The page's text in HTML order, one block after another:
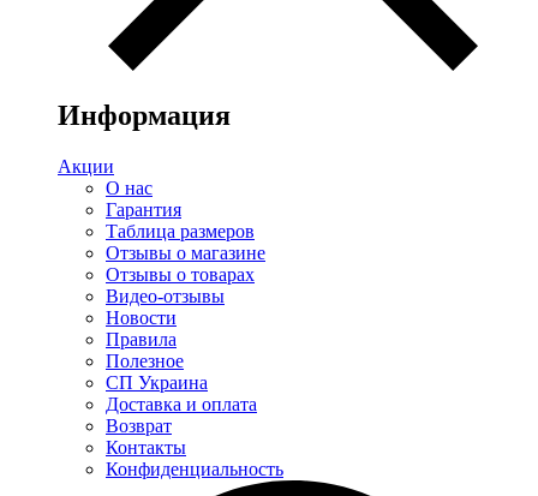
Информация
Акции
О нас
Гарантия
Таблица размеров
Отзывы о магазине
Отзывы о товарах
Видео-отзывы
Новости
Правила
Полезное
СП Украина
Доставка и оплата
Возврат
Контакты
Конфиденциальность